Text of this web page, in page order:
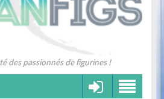
des passionnés de figurines !